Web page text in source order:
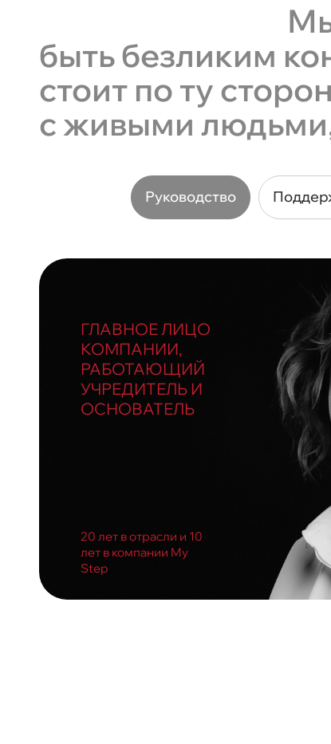
быть безликим
стоит по ту
с живыми людьми,
Руководство
ГЛАВНОЕ ЛИЦО
КОМПАНИИ,
РАБОТАЮЩИЙ
УЧРЕДИТЕЛЬ И
ОСНОВАТЕЛЬ
20 лет в отрасли и 10
лет в компании My
Step